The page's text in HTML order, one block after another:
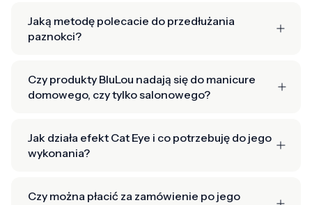
Jaką metodę polecacie do przedłużania
paznokci?
Czy produkty BluLou nadają się do manicure
domowego, czy tylko salonowego?
Jak działa efekt Cat Eye i co potrzebuję do jego
wykonania?
Czy można płacić za zamówienie po jego